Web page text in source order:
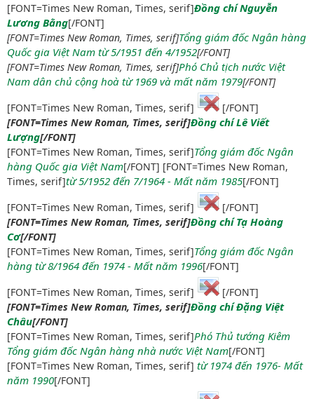
[FONT=Times New Roman, Times, serif]Đồng chí Nguyễn
Lương Bằng[/FONT]
[FONT=Times New Roman, Times, serif]Tổng giám đốc Ngân hàng
Quốc gia Việt Nam từ 5/1951 đến 4/1952[/FONT]
[FONT=Times New Roman, Times, serif]Phó Chủ tịch nước Việt
Nam dân chủ cộng hoà từ 1969 và mất năm 1979[/FONT]
[FONT=Times New Roman, Times, serif]
[/FONT]
[FONT=Times New Roman, Times, serif]Đồng chí Lê Viết
Lượng[/FONT]
[FONT=Times New Roman, Times, serif]Tổng giám đốc Ngân
hàng Quốc gia Việt Nam[/FONT] [FONT=Times New Roman,
Times, serif]từ 5/1952 đến 7/1964 - Mất năm 1985[/FONT]
[FONT=Times New Roman, Times, serif]
[/FONT]
[FONT=Times New Roman, Times, serif]Đồng chí Tạ Hoàng
Cơ[/FONT]
[FONT=Times New Roman, Times, serif]Tổng giám đốc Ngân
hàng từ 8/1964 đến 1974 - Mất năm 1996[/FONT]
[FONT=Times New Roman, Times, serif]
[/FONT]
[FONT=Times New Roman, Times, serif]Đồng chí Đặng Việt
Châu[/FONT]
[FONT=Times New Roman, Times, serif]Phó Thủ tướng Kiêm
Tổng giám đốc Ngân hàng nhà nước Việt Nam[/FONT]
[FONT=Times New Roman, Times, serif] từ 1974 đến 1976- Mất
năm 1990[/FONT]